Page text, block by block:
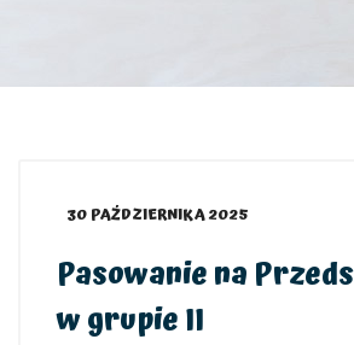
30 PAŹDZIERNIKA 2025
Pasowanie na
w grupie II